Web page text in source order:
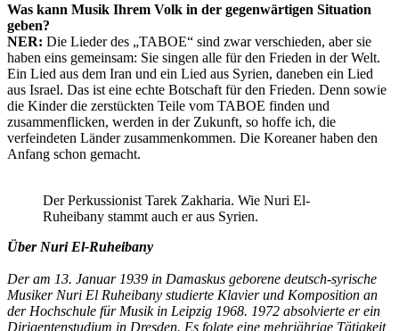
Was kann Musik Ihrem Volk in der gegenwärtigen Situation
geben?
NER: Die Lieder des „TABOE“ sind zwar verschieden, aber sie
haben eins gemeinsam: Sie singen alle für den Frieden in der Welt.
Ein Lied aus dem Iran und ein Lied aus Syrien, daneben ein Lied
aus Israel. Das ist eine echte Botschaft für den Frieden. Denn sowie
die Kinder die zerstückten Teile vom TABOE finden und
zusammenflicken, werden in der Zukunft, so hoffe ich, die
verfeindeten Länder zusammenkommen. Die Koreaner haben den
Anfang schon gemacht.
Der Perkussionist Tarek Zakharia. Wie Nuri El-
Ruheibany stammt auch er aus Syrien.
Über Nuri El-Ruheibany
Der am 13. Januar 1939 in Damaskus geborene deutsch-syrische
Musiker Nuri El Ruheibany studierte Klavier und Komposition an
der Hochschule für Musik in Leipzig 1968. 1972 absolvierte er ein
Dirigentenstudium in Dresden. Es folgte eine mehrjährige Tätigkeit